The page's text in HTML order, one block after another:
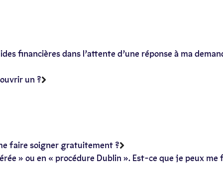
financières dans l’attente d’une réponse à ma
un ?
faire soigner gratuitement ?
» ou en « procédure Dublin ». Est-ce que je peux me